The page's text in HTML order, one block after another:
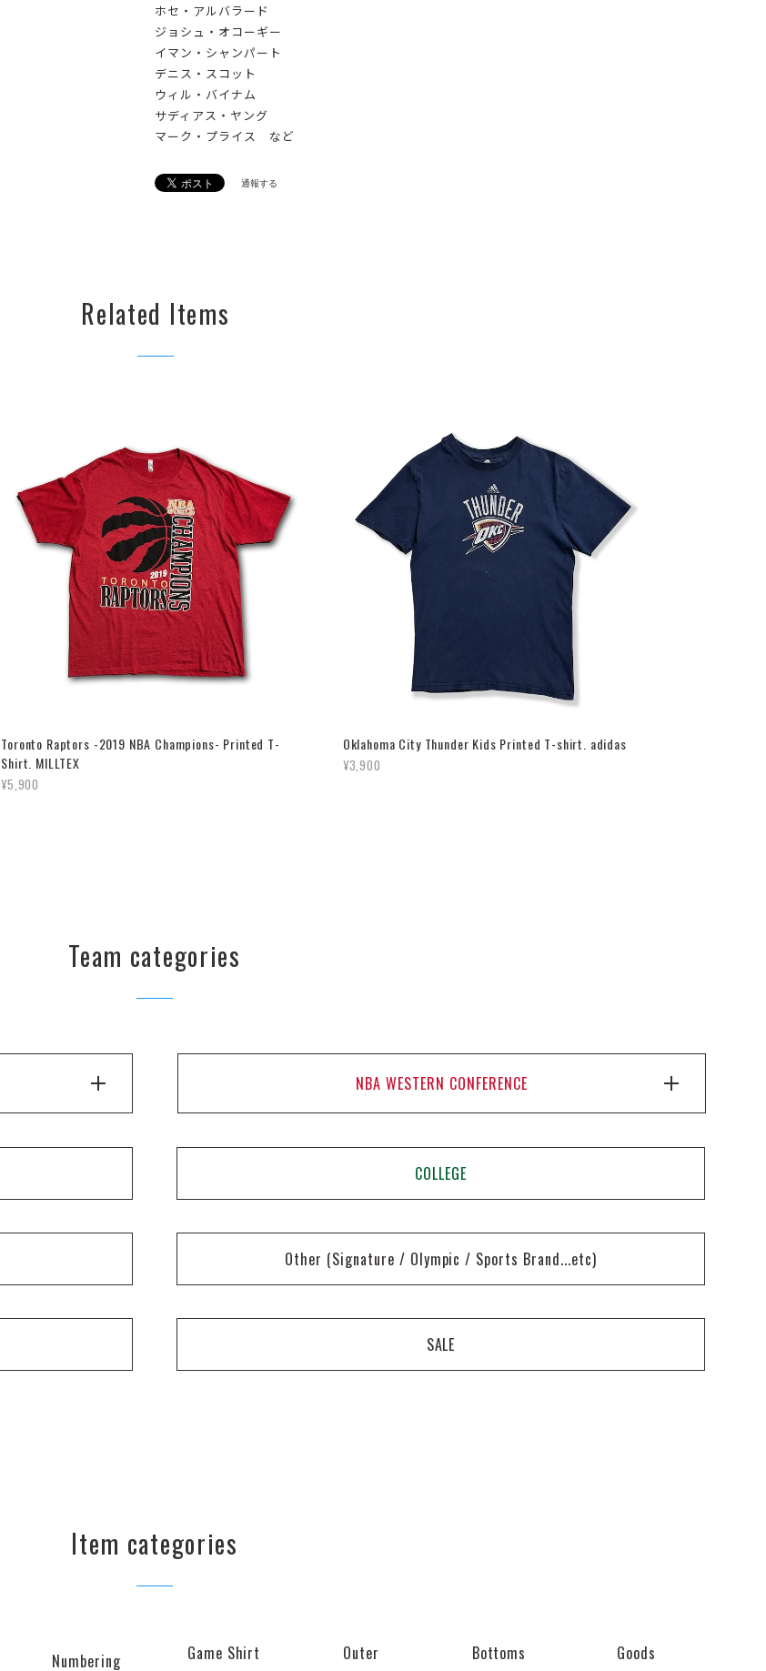
ホセ・アルバラード
ジョシュ・オコーギー
イマン・シャンパート
デニス・スコット
ウィル・バイナム
サディアス・ヤング
マーク・プライス など
通報する
Related Items
Toronto Raptors -2019 NBA Champions- Printed T-
Shirt. MILLTEX
¥5,900
Oklahoma City Thunder Kids Printed T-shirt. adidas
¥3,900
Team categories
NBA WESTERN CONFERENCE
COLLEGE
Other (Signature / Olympic / Sports Brand...etc)
SALE
Item categories
Numbering Game Shirt Outer Bottoms Goods